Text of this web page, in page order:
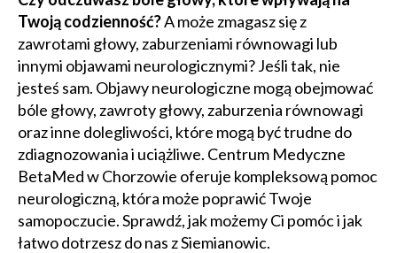
Twoją codzienność?A może zmagasz się z
zawrotami głowy, zaburzeniami równowagi lub
innymi objawami neurologicznymi? Jeśli tak, nie
jesteś sam. Objawy neurologiczne mogą obejmować
bóle głowy, zawroty głowy, zaburzenia równowagi
oraz inne dolegliwości, które mogą być trudne do
zdiagnozowania i uciążliwe. Centrum Medyczne
BetaMed w Chorzowie oferuje kompleksową pomoc
neurologiczną, która może poprawić Twoje
samopoczucie. Sprawdź, jak możemy Ci pomóc i jak
łatwo dotrzesz do nas z Siemianowic.